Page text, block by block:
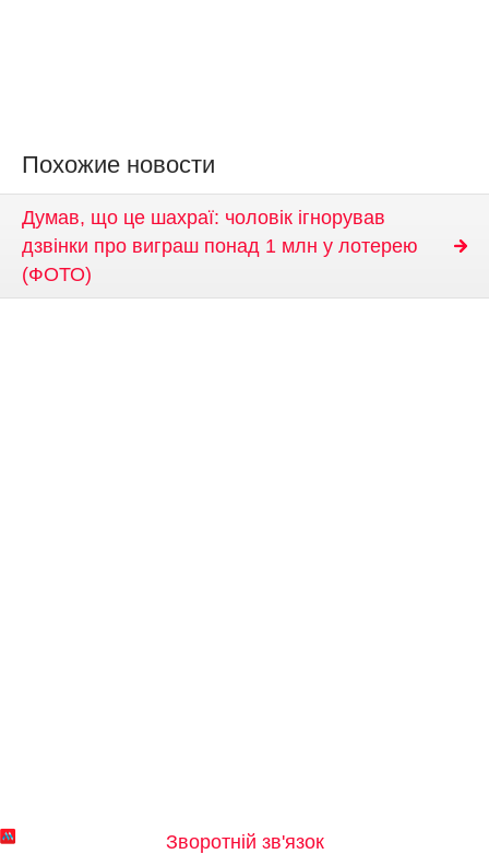
Похожие новости
Думав, що це шахраї: чоловік ігнорував
дзвінки про виграш понад 1 млн у лотерею
(ФОТО)
Зворотній зв'язок